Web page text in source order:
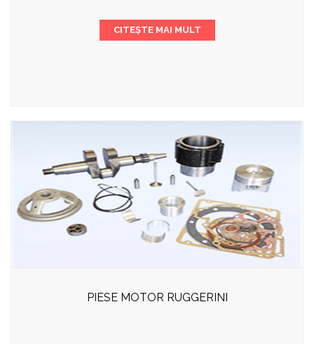
CITEȘTE MAI MULT
PIESE MOTOR RUGGERINI